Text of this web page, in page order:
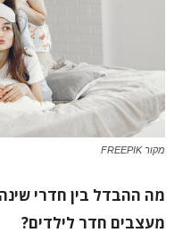
מקור FREEPIK
מה ההבדל בין חדרי שינה
מעצבים חדר לילדים?